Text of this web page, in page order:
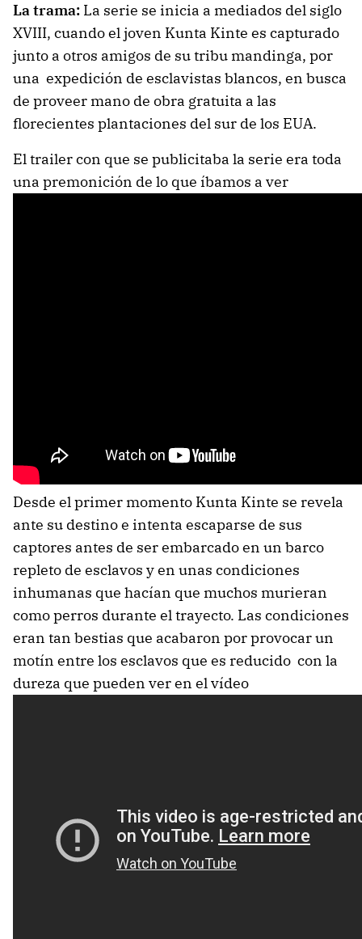
La trama: La serie se inicia a mediados del siglo
XVIII, cuando el joven Kunta Kinte es capturado
junto a otros amigos de su tribu mandinga, por
una expedición de esclavistas blancos, en busca
de proveer mano de obra gratuita a las
florecientes plantaciones del sur de los EUA.
El trailer con que se publicitaba la serie era toda
una premonición de lo que íbamos a ver
Desde el primer momento Kunta Kinte se revela
ante su destino e intenta escaparse de sus
captores antes de ser embarcado en un barco
repleto de esclavos y en unas condiciones
inhumanas que hacían que muchos murieran
como perros durante el trayecto. Las condiciones
eran tan bestias que acabaron por provocar un
motín entre los esclavos que es reducido con la
dureza que pueden ver en el vídeo